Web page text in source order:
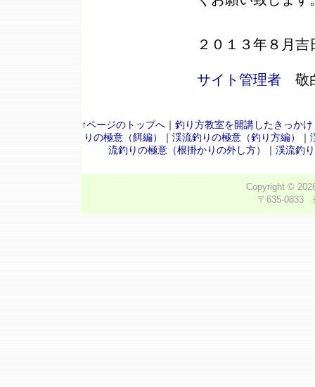
２０１３年８月吉
サイト管理者 敬
↑ページのトップへ｜ 釣り方教室を開講したきっかけ
りの極意（餌編）
｜ 渓流釣りの極意（釣り方編） ｜
流釣りの極意（根掛かりの外し方）
｜ 渓流釣
Copyright ©
〒635-0833